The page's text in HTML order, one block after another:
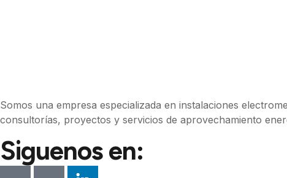
Somos una empresa especializada en instalaciones
consultorías, proyectos y servicios de aprovechamiento
Siguenos en: